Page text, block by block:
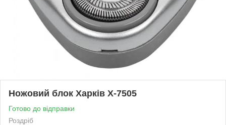
Ножовий блок Харків Х-7505
Готово до відправки
Роздріб